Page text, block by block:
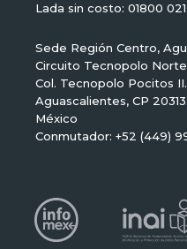
Lada sin costo: 01800
Sede Región Centro,
Circuito Tecnopolo Norte
Col. Tecnopolo Pocitos II.
Aguascalientes, CP 20313.
México
Conmutador: +52 (449)